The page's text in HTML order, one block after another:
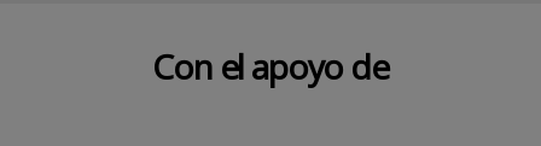
Con el apoyo de